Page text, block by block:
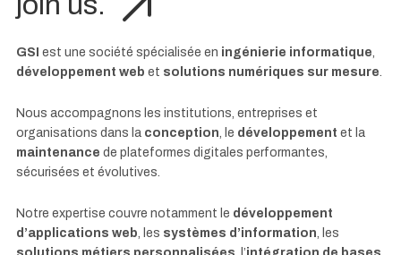
GSI est une société spécialisée en ingénierie informatique
développement web et solutions numériques sur mesure
Nous accompagnons les institutions, entreprises et
organisations dans la conception , le développement et la
maintenance de plateformes digitales performantes,
sécurisées et évolutives.
Notre expertise couvre notamment le développement
d’applications web , les systèmes d’information , les